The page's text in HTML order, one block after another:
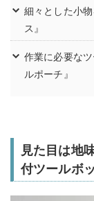
細々とした小
ス』
作業に必要な
ルポーチ』
見た目は地
付ツールボ